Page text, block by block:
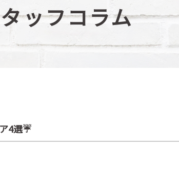
ッフコラム
4選☔